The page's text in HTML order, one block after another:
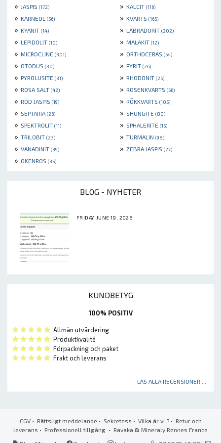
» JASPIS (172) » KALCIT (116)
» KARNEOL (56) » KVARTS (165)
» KYANIT (14) » LABRADORIT (202)
» LEPIDOLIT (10) » MALAKIT (12)
» MICROCLINE (301) » ORTHOCERAS (54)
» OTODUS (30) » PYRIT (26)
» PYROLUSITE (31) » RHODONIT (25)
» ROSA SALT (42) » ROSENKVARTS (56)
» RÖD JASPIS (19) » RÖKKVARTS (105)
» SEPTARIA (26) » SHUNGITE (80)
» SPEKTROLIT (11) » SPHALERITE (15)
» TRILOBIT (23) » TURMALIN (98)
» VANADINIT (39) » ZEBRA JASPIS (27)
» ÖKENROS (35)
BLOG - NYHETER
FRIDAY, JUNE 19, 2026
KUNDBETYG
100% POSITIV
Allmän utvärdering
Produktkvalité
Förpackning och paket
Frakt och leverans
LÄS ALLA RECENSIONER ...
CGV• Rättsligt meddelande • Sekretess • Vilka är vi ?• Retur och
leverans • Professionell tillgång • Ravaka & Mineraly Rennes France